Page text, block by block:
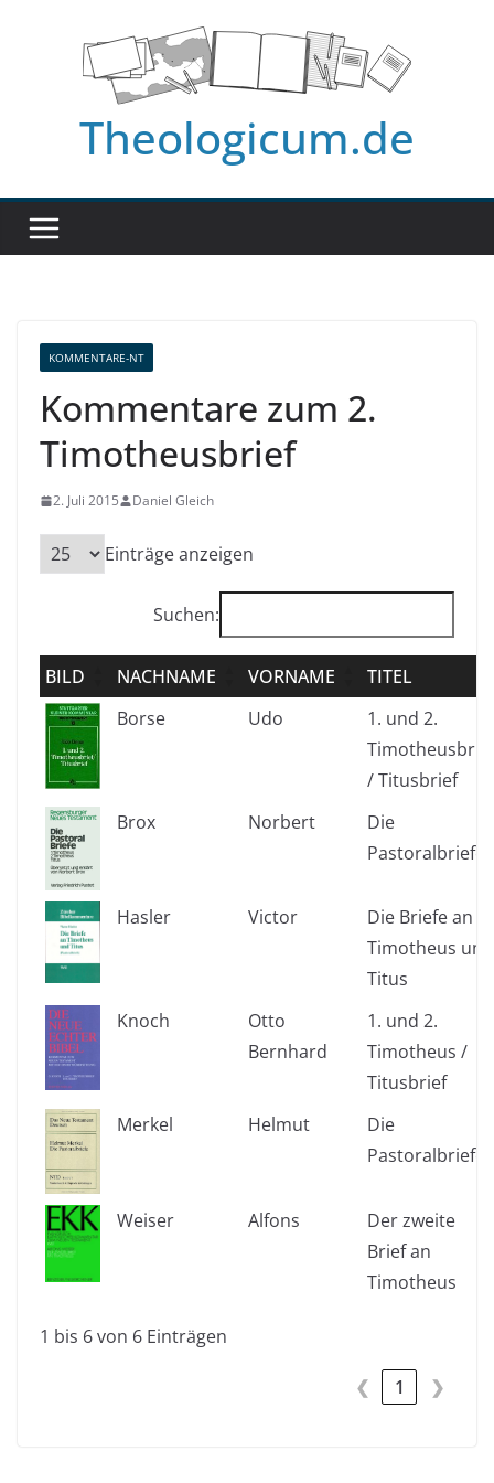
Theologicum.de
KOMMENTARE-NT
Kommentare zum 2.
Timotheusbrief
2. Juli 2015 Daniel Gleich
Einträge anzeigen
Suchen:
BILD NACHNAME VORNAME
TITEL
Borse
Udo
1. und 2.
Timotheusbrief
/ Titusbrief
Brox
Norbert
Die
Pastoralbriefe
Hasler Victor
Die Briefe an
Timotheus und
Titus
Knoch
Otto
Bernhard
1. und 2.
Timotheus /
Titusbrief
Merkel
Helmut
Die
Pastoralbriefe
Weiser Alfons
Der zweite
Brief an
Timotheus
1 bis 6 von 6 Einträgen
❮ 1 ❯